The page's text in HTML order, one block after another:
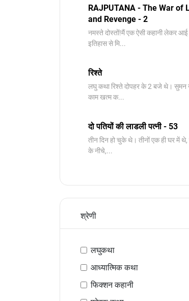
RAJPUTANA - The War of
and Revenge - 2
नमस्ते दोस्तों!मैं एक ऐसी कहानी लेकर आई
इतिहास से मि...
रिश्ते
लघु कथा रिश्ते दोपहर के 2 बजे थे। सुमन
काम खत्म क...
दो पतियों की लाडली पत्नी - 53
तीन दिन हो चुके थे। तीनों एक ही घर में
के नीचे,...
श्रेणी
लघुकथा
आध्यात्मिक कथा
फिक्शन कहानी